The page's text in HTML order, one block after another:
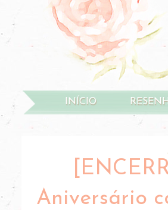
INÍCIO
Aniversário